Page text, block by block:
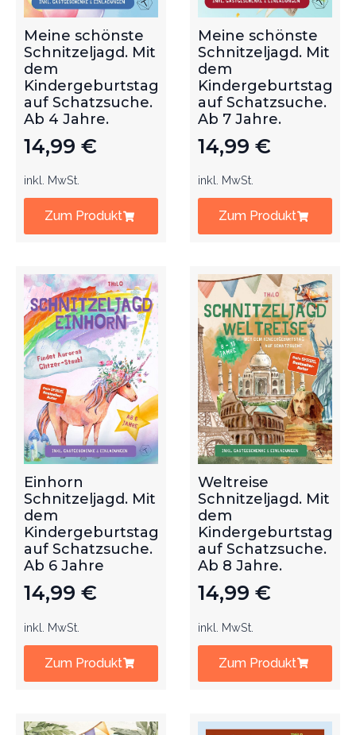
Meine schönste
Schnitzeljagd. Mit
dem
Kindergeburtstag
auf Schatzsuche.
Ab 4 Jahre.
14,99 €
inkl. MwSt.
Zum Produkt
Meine schönste
Schnitzeljagd. Mit
dem
Kindergeburtstag
auf Schatzsuche.
Ab 7 Jahre.
14,99 €
inkl. MwSt.
Zum Produkt
Einhorn
Schnitzeljagd. Mit
dem
Kindergeburtstag
auf Schatzsuche.
Ab 6 Jahre
14,99 €
inkl. MwSt.
Zum Produkt
Weltreise
Schnitzeljagd. Mit
dem
Kindergeburtstag
auf Schatzsuche.
Ab 8 Jahre.
14,99 €
inkl. MwSt.
Zum Produkt